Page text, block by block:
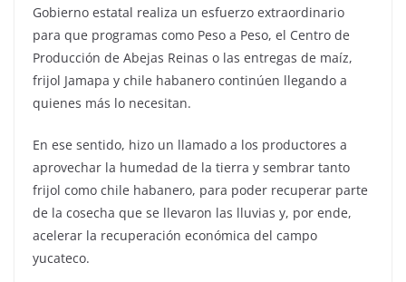
Gobierno estatal realiza un esfuerzo extraordinario
para que programas como Peso a Peso, el Centro de
Producción de Abejas Reinas o las entregas de maíz,
frijol Jamapa y chile habanero continúen llegando a
quienes más lo necesitan.
En ese sentido, hizo un llamado a los productores a
aprovechar la humedad de la tierra y sembrar tanto
frijol como chile habanero, para poder recuperar parte
de la cosecha que se llevaron las lluvias y, por ende,
acelerar la recuperación económica del campo
yucateco.